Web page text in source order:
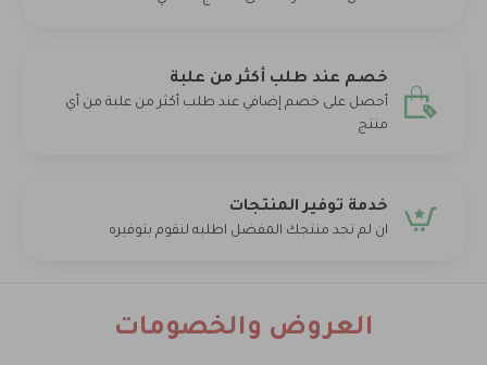
خصم عند طلب أكثر من علبة
أحصل على خصم إضافي عند طلب أكثر من علبة من أي
منتج
خدمة توفير المنتجات
ان لم تجد منتجك المفضل اطلبه لنقوم بتوفيره
العروض والخصومات